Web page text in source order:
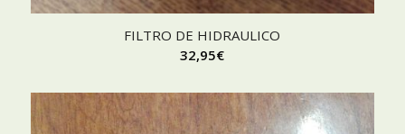
FILTRO DE HIDRAULICO
32,95€